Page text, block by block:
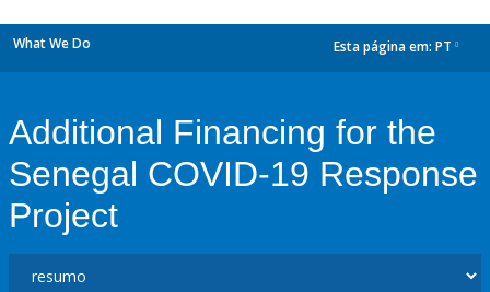
What We Do Esta página em: PT
Additional Financing for the
Senegal COVID-19 Response
Project